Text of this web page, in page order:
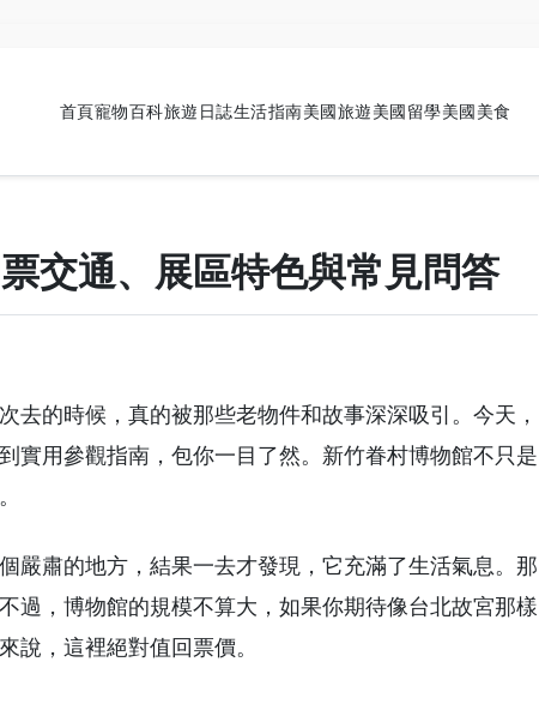
首頁寵物百科旅遊日誌生活指南美國旅遊美國留學美國美食
交通、展區特色與常見問答
的時候，真的被那些老物件和故事深深吸引。今天，
實用參觀指南，包你一目了然。新竹眷村博物館不只是
嚴肅的地方，結果一去才發現，它充滿了生活氣息。那
過，博物館的規模不算大，如果你期待像台北故宮那樣
說，這裡絕對值回票價。